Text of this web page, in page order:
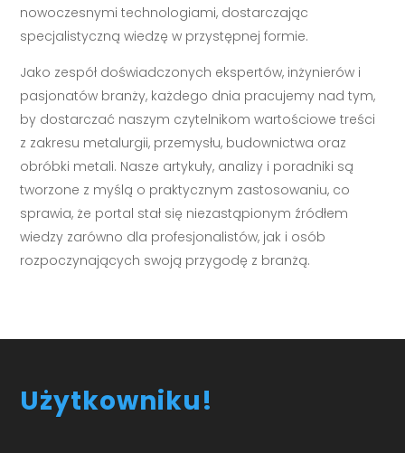
nowoczesnymi technologiami, dostarczając
specjalistyczną wiedzę w przystępnej formie.
Jako zespół doświadczonych ekspertów, inżynierów i
pasjonatów branży, każdego dnia pracujemy nad tym,
by dostarczać naszym czytelnikom wartościowe treści
z zakresu metalurgii, przemysłu, budownictwa oraz
obróbki metali. Nasze artykuły, analizy i poradniki są
tworzone z myślą o praktycznym zastosowaniu, co
sprawia, że portal stał się niezastąpionym źródłem
wiedzy zarówno dla profesjonalistów, jak i osób
rozpoczynających swoją przygodę z branżą.
Użytkowniku!